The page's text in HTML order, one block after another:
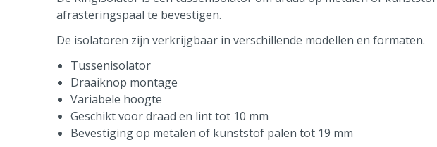
afrasteringspaal te bevestigen.
De isolatoren zijn verkrijgbaar in verschillende modellen en formaten.
Tussenisolator
Draaiknop montage
Variabele hoogte
Geschikt voor draad en lint tot 10 mm
Bevestiging op metalen of kunststof palen tot 19 mm